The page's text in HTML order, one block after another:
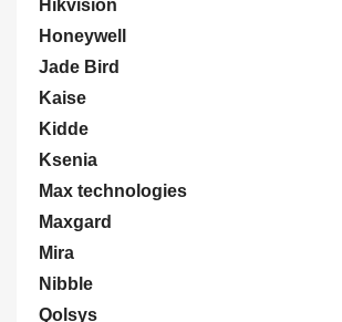
Hikvision
Honeywell
Jade Bird
Kaise
Kidde
Ksenia
Max technologies
Maxgard
Mira
Nibble
Qolsys